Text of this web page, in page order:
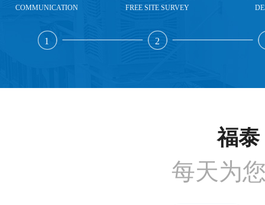
COMMUNICATION
1
FREE SITE SURVEY
2
福泰
每天为